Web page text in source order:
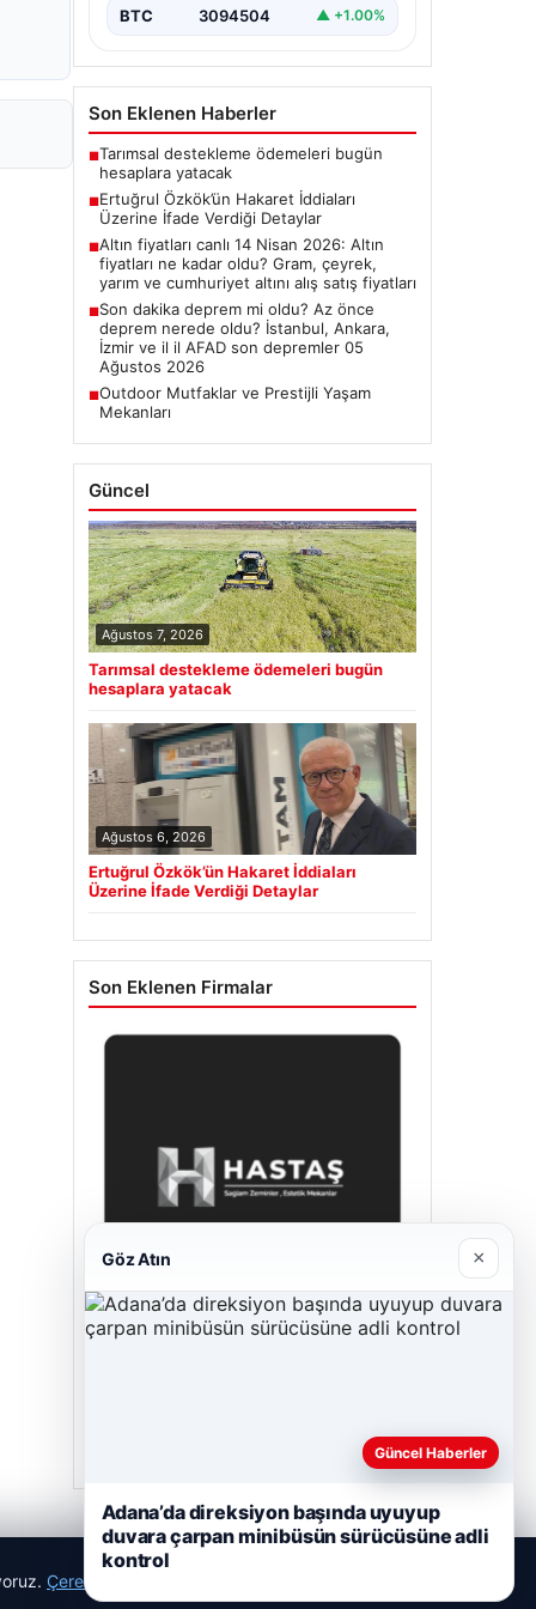
BTC 3094504 ▲ +1.00%
Son Eklenen Haberler
■Tarımsal destekleme ödemeleri bugün
hesaplara yatacak
■Ertuğrul Özkök’ün Hakaret İddiaları
Üzerine İfade Verdiği Detaylar
■Altın fiyatları canlı 14 Nisan 2026: Altın
fiyatları ne kadar oldu? Gram, çeyrek,
yarım ve cumhuriyet altını alış satış fiyatları
■Son dakika deprem mi oldu? Az önce
deprem nerede oldu? İstanbul, Ankara,
İzmir ve il il AFAD son depremler 05
Ağustos 2026
■Outdoor Mutfaklar ve Prestijli Yaşam
Mekanları
Güncel
Ağustos 7, 2026
Tarımsal destekleme ödemeleri bugün
hesaplara yatacak
Ağustos 6, 2026
Ertuğrul Özkök’ün Hakaret İddiaları
Üzerine İfade Verdiği Detaylar
Son Eklenen Firmalar
Çerez Politikamız
Göz Atın ×
Güncel Haberler
Adana’da direksiyon başında uyuyup
duvara çarpan minibüsün sürücüsüne adli
kontrol